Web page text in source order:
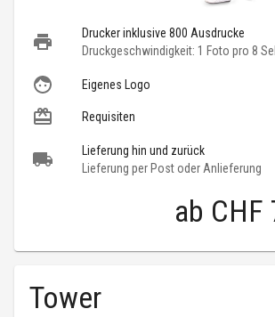
Drucker inklusive 800 Ausdrucke
Druckgeschwindigkeit: 1 Foto pro 8
Eigenes Logo
Requisiten
Lieferung hin und zurück
Lieferung per Post oder Anlieferung
ab CHF
Tower